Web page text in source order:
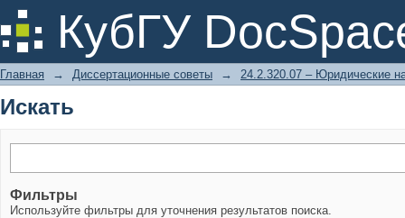
КубГУ
Искать
Главная → Диссертационные советы → 24.2.320.07 – Юридические
Искать
Фильтры
Используйте фильтры для уточнения результатов поиска.